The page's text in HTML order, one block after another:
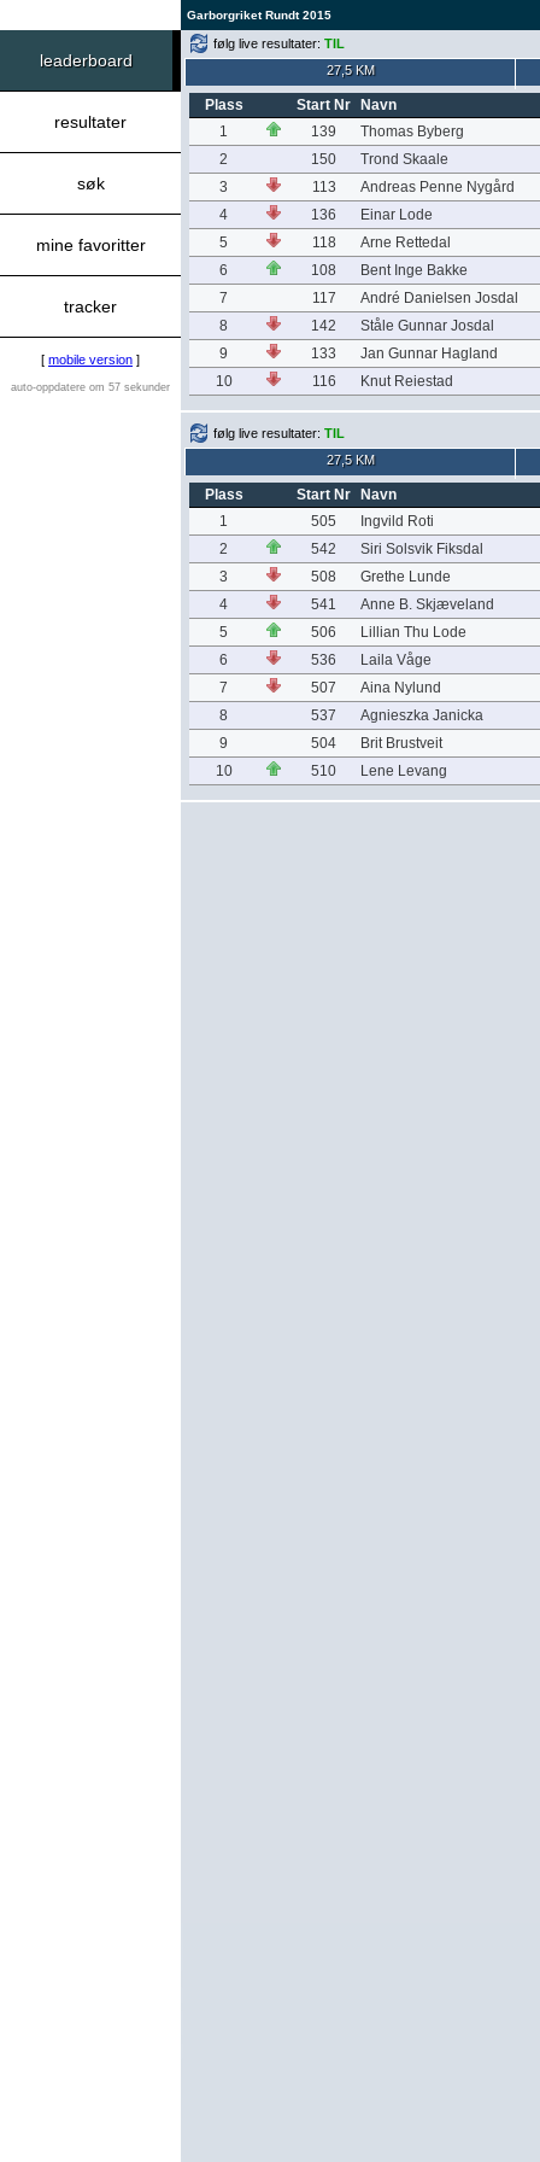
Garborgriket Rundt 2015
leaderboard
resultater
søk
mine favoritter
tracker
[ mobile version ]
auto-oppdatere om 57 sekunder
følg live resultater: TIL
27,5 KM
Plass Start Nr
Navn
1
139
Thomas Byberg
2
150
Trond Skaale
3
113
Andreas Penne Nygård
4
136
Einar Lode
5
118
Arne Rettedal
6
108
Bent Inge Bakke
7
117
André Danielsen Josdal
8
142
Ståle Gunnar Josdal
9
133
Jan Gunnar Hagland
10
116 Knut Reiestad
følg live resultater: TIL
27,5 KM
Plass Start Nr
Navn
1
505
Ingvild Roti
2
542
Siri Solsvik Fiksdal
3
508
Grethe Lunde
4
541
Anne B. Skjæveland
5
506
Lillian Thu Lode
6
536
Laila Våge
7
507
Aina Nylund
8
537
Agnieszka Janicka
9
504
Brit Brustveit
10
510 Lene Levang